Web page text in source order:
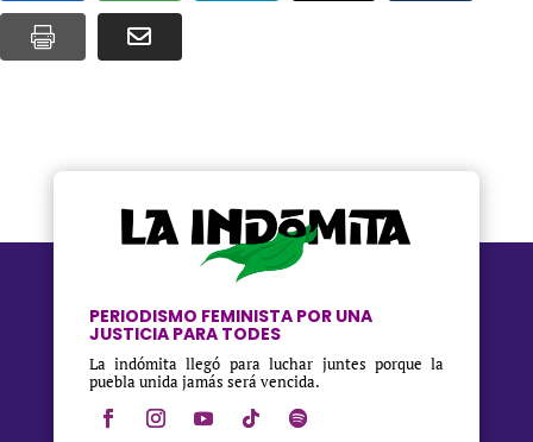
PERIODISMO FEMINISTA POR UNA
JUSTICIA PARA TODES
La indómita llegó para luchar juntes porque la
puebla unida jamás será vencida.